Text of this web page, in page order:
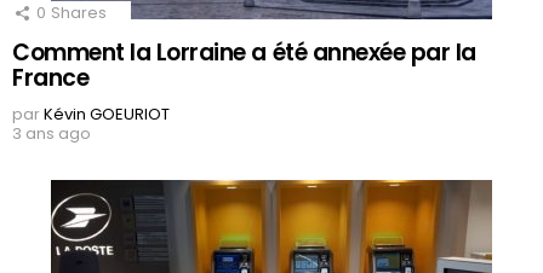
0 Shares
Comment la Lorraine a été annexée par la
France
parKévin GOEURIOT
3 ans ago